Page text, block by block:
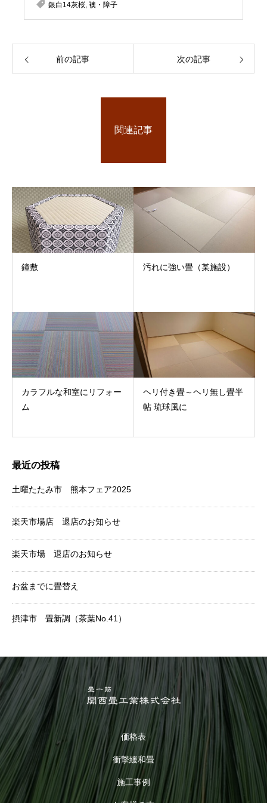
銀白14灰桜, 襖・障子
前の記事 次の記事
関連記事
鐘敷 汚れに強い畳（某施設）
カラフルな和室にリフォー
ム
ヘリ付き畳～ヘリ無し畳半
帖 琉球風に
最近の投稿
土曜たたみ市 熊本フェア2025
楽天市場店 退店のお知らせ
楽天市場 退店のお知らせ
お盆までに畳替え
摂津市 畳新調（茶葉No.41）
価格表
衝撃緩和畳
施工事例